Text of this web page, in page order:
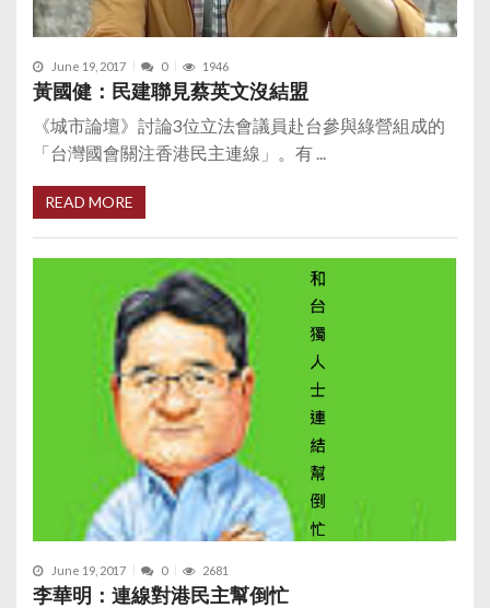
June 19, 2017 0 1946
黃國健：民建聯見蔡英文沒結盟
《城市論壇》討論3位立法會議員赴台參與綠營組成的
「台灣國會關注香港民主連線」。有 ...
READ MORE
June 19, 2017 0 2681
李華明：連線對港民主幫倒忙